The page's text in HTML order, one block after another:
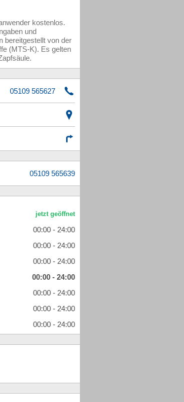
kostenlos.
und
bereitgestellt von der
(MTS-K). Es gelten
00:00 - 24:00
00:00 - 24:00
00:00 - 24:00
00:00 - 24:00
00:00 - 24:00
00:00 - 24:00
00:00 - 24:00